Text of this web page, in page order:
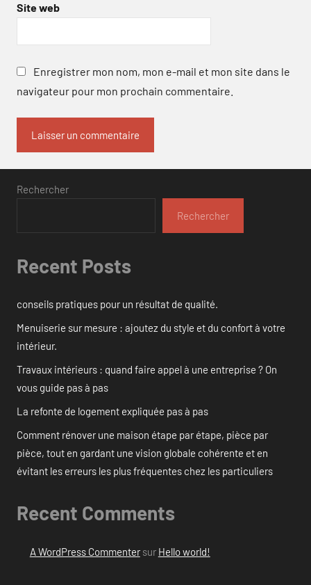
Site web
Enregistrer mon nom, mon e-mail et mon site dans le
navigateur pour mon prochain commentaire.
Rechercher
Rechercher
Recent Posts
conseils pratiques pour un résultat de qualité.
Menuiserie sur mesure : ajoutez du style et du confort à votre
intérieur.
Travaux intérieurs : quand faire appel à une entreprise ? On
vous guide pas à pas
La refonte de logement expliquée pas à pas
Comment rénover une maison étape par étape, pièce par
pièce, tout en gardant une vision globale cohérente et en
évitant les erreurs les plus fréquentes chez les particuliers
Recent Comments
A WordPress Commentersur Hello world!